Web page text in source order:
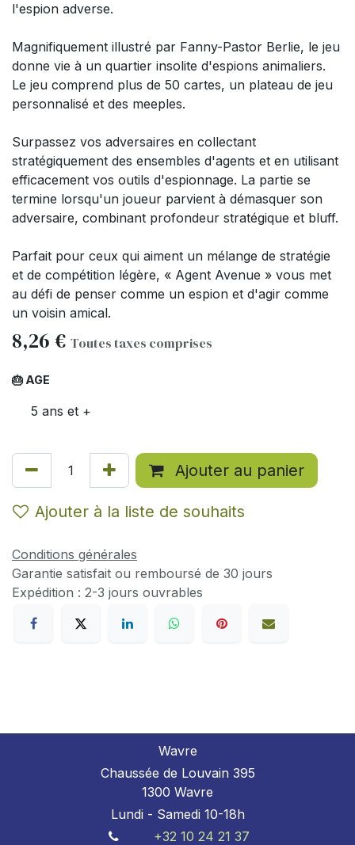
l'espion adverse.
Magnifiquement illustré par Fanny-Pastor Berlie, le jeu
donne vie à un quartier insolite d'espions animaliers.
Le jeu comprend plus de 50 cartes, un plateau de jeu
personnalisé et des meeples.
Surpassez vos adversaires en collectant
stratégiquement des ensembles d'agents et en utilisant
efficacement vos outils d'espionnage. La partie se
termine lorsqu'un joueur parvient à démasquer son
adversaire, combinant profondeur stratégique et bluff.
Parfait pour ceux qui aiment un mélange de stratégie
et de compétition légère, « Agent Avenue » vous met
au défi de penser comme un espion et d'agir comme
un voisin amical.
8,26 € Toutes taxes comprises
🎂 AGE
5 ans et +
Ajouter au panier
Ajouter à la liste de souhaits
Conditions générales
Garantie satisfait ou remboursé de 30 jours
Expédition : 2-3 jours ouvrables
Wavre
Chaussée de Louvain 395
1300 Wavre
Lundi - Samedi 10-18h
+32 10 24 21 37